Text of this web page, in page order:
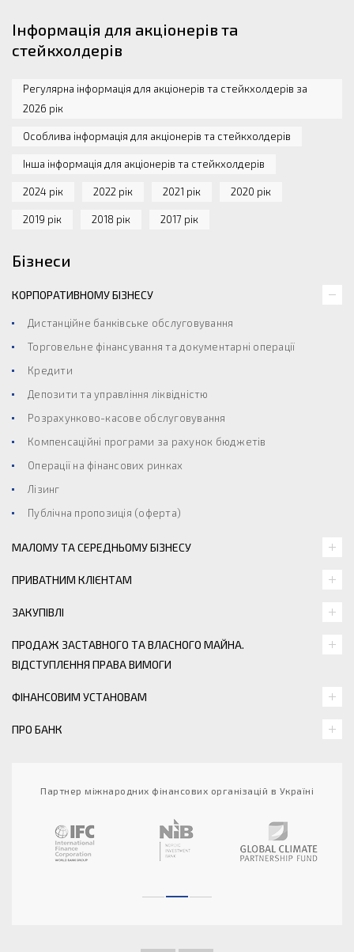
Інформація для акціонерів та
стейкхолдерів
Регулярна інформація для акціонерів та стейкхолдерів за
2026 рік
Особлива інформація для акціонерів та стейкхолдерів
Інша інформація для акціонерів та стейкхолдерів
2024 рік 2022 рік 2021 рік 2020 рік
2019 рік 2018 рік 2017 рік
Бізнеси
КОРПОРАТИВНОМУ БІЗНЕСУ
Дистанційне банківське обслуговування
Торговельне фінансування та документарні операції
Кредити
Депозити та управління ліквідністю
Розрахунково-касове обслуговування
Компенсаційні програми за рахунок бюджетів
Операції на фінансових ринках
Лізинг
Публічна пропозиція (оферта)
МАЛОМУ ТА СЕРЕДНЬОМУ БІЗНЕСУ
ПРИВАТНИМ КЛІЄНТАМ
ЗАКУПІВЛІ
ПРОДАЖ ЗАСТАВНОГО ТА ВЛАСНОГО МАЙНА.
ВІДСТУПЛЕННЯ ПРАВА ВИМОГИ
ФІНАНСОВИМ УСТАНОВАМ
ПРО БАНК
Партнер міжнародних фінансових організацій в Україні